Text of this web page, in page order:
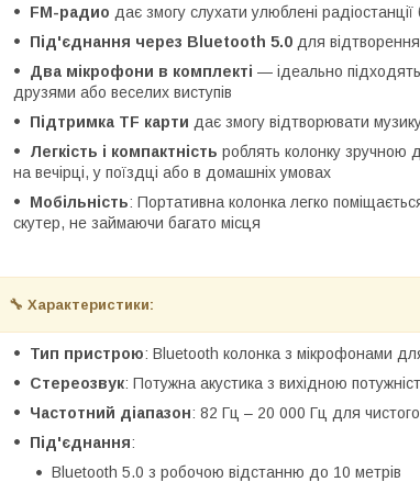
FM-радио дає змогу слухати улюблені
Під'єднання через Bluetooth 5.0 для
Два мікрофони в комплекті — ідеально підходять
друзями або веселих виступів
Підтримка TF карти дає змогу відтворювати
Легкість і компактність роблять колонку зручною
на вечірці, у поїздці або в домашніх умовах
Мобільність: Портативна колонка легко
скутер, не займаючи багато місця
🔧 Характеристики:
Тип пристрою: Bluetooth колонка з мікрофонами
Стереозвук: Потужна акустика з вихідною
Частотний діапазон: 82 Гц – 20 000 Гц для
Під'єднання:
Bluetooth 5.0 з робочою відстанню до 10 метрів